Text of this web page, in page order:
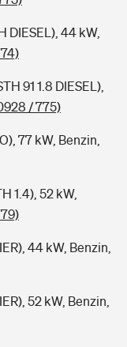
DIESEL), 44 kW,
91 1.8 DIESEL),
/ 775)
77 kW, Benzin,
1.4), 52 kW,
44 kW, Benzin,
52 kW, Benzin,